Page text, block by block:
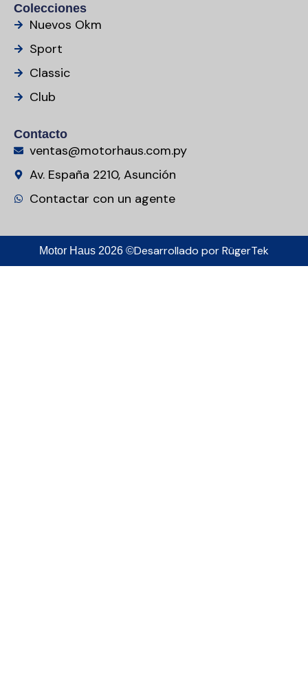
Colecciones
Nuevos Okm
Sport
Classic
Club
Contacto
ventas@motorhaus.com.py
Av. España 2210, Asunción
Contactar con un agente
Motor Haus 2026 ©Desarrollado porRügerTek